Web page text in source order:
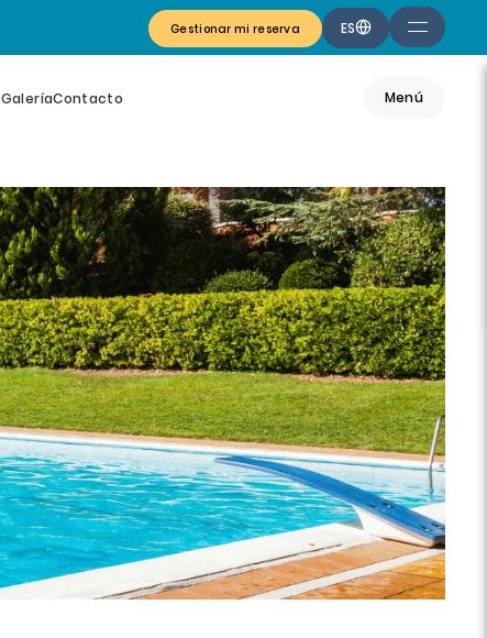
GaleríaContacto
Gestionar mi reserva ES
Menú